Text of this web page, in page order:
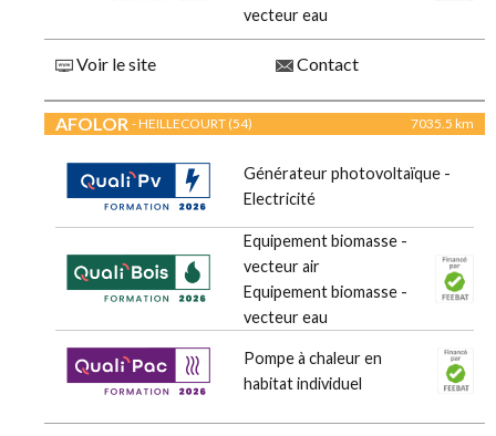
vecteur eau
Voir le site Contact
AFOLOR - HEILLECOURT (54) 7035.5 km
Générateur photovoltaïque -
Electricité
Equipement biomasse -
vecteur air
Equipement biomasse -
vecteur eau
Pompe à chaleur en
habitat individuel